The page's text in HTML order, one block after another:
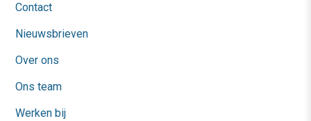
Contact
Nieuwsbrieven
Over ons
Ons team
Werken bij